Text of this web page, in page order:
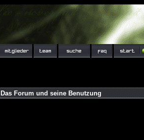
Das Forum und seine Benutzung